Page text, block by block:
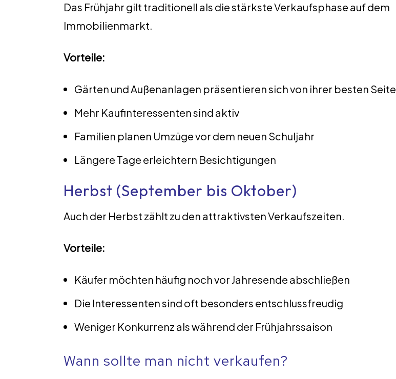
Das Frühjahr gilt traditionell als die stärkste Verkaufsphase auf dem
Immobilienmarkt.
Vorteile:
Gärten und Außenanlagen präsentieren sich von ihrer besten Seite
Mehr Kaufinteressenten sind aktiv
Familien planen Umzüge vor dem neuen Schuljahr
Längere Tage erleichtern Besichtigungen
Herbst (September bis Oktober)
Auch der Herbst zählt zu den attraktivsten Verkaufszeiten.
Vorteile:
Käufer möchten häufig noch vor Jahresende abschließen
Die Interessenten sind oft besonders entschlussfreudig
Weniger Konkurrenz als während der Frühjahrssaison
Wann sollte man nicht verkaufen?